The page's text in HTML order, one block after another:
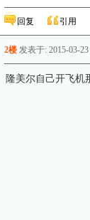
回复 引用
2楼 发表于: 2015-03-23
隆美尔自己开飞机